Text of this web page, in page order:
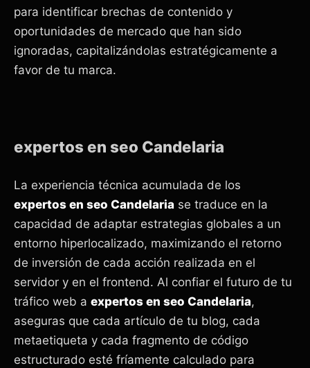
para identificar brechas de contenido y
oportunidades de mercado que han sido
ignoradas, capitalizándolas estratégicamente a
favor de tu marca.
expertos en seo Candelaria
La experiencia técnica acumulada de los
expertos en seo Candelaria se traduce en la
capacidad de adaptar estrategias globales a un
entorno hiperlocalizado, maximizando el retorno
de inversión de cada acción realizada en el
servidor y en el frontend. Al confiar el futuro de tu
tráfico web a expertos en seo Candelaria,
aseguras que cada artículo de tu blog, cada
metaetiqueta y cada fragmento de código
estructurado esté fríamente calculado para